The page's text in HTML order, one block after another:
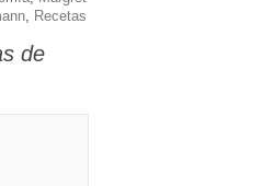
, Recetas
de